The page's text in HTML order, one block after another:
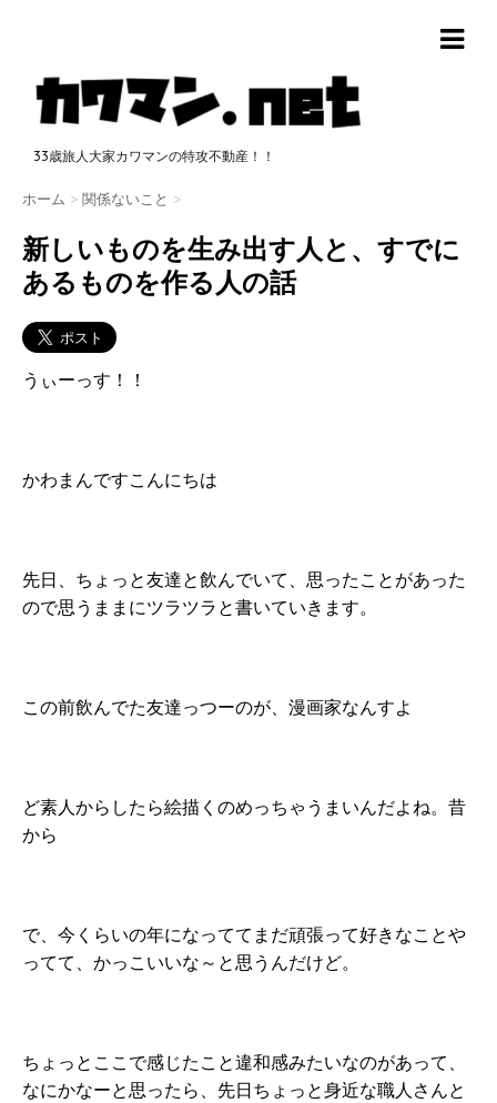
33歳旅人大家カワマンの特攻不動産！！
ホーム > 関係ないこと >
新しいものを生み出す人と、すでに
あるものを作る人の話
うぃーっす！！
かわまんですこんにちは
先日、ちょっと友達と飲んでいて、思ったことがあった
ので思うままにツラツラと書いていきます。
この前飲んでた友達っつーのが、漫画家なんすよ
ど素人からしたら絵描くのめっちゃうまいんだよね。昔
から
で、今くらいの年になっててまだ頑張って好きなことや
ってて、かっこいいな～と思うんだけど。
ちょっとここで感じたこと違和感みたいなのがあって、
なにかなーと思ったら、先日ちょっと身近な職人さんと